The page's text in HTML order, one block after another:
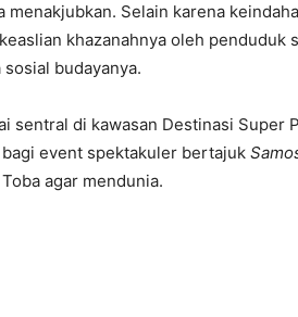
menakjubkan. Selain karena
khazanahnya oleh
sosial budayanya.
sentral di kawasan Destinasi Super
event spektakuler bertajuk
agar mendunia.